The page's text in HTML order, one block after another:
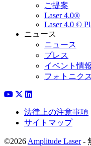
ご提案
Laser 4.0®
Laser 4.0 ©
ニュース
ニュース
プレス
イベント情報
フォトニク
法律上の注意事項
サイトマップ
©2026 Amplitude Laser-